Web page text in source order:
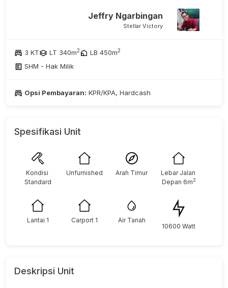
Jeffry Ngarbingan
Stellar Victory
3 KT LT 340m2 LB 450m2
SHM - Hak Milik
Opsi Pembayaran: KPR/KPA, Hardcash
Spesifikasi Unit
Kondisi
Standard
Unfurnished Arah Timur
Lebar Jalan
Depan 6m2
Lantai 1 Carport 1 Air Tanah
10600 Watt
Deskripsi Unit